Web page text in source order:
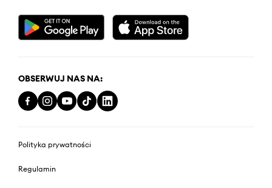
OBSERWUJ NAS NA:
Polityka prywatności
Regulamin